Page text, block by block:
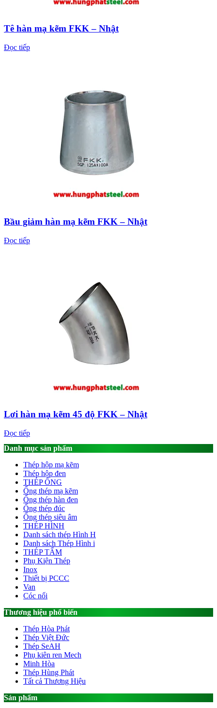
Tê hàn mạ kẽm FKK – Nhật
Đọc tiếp
Bầu giảm hàn mạ kẽm FKK – Nhật
Đọc tiếp
Lơi hàn mạ kẽm 45 độ FKK – Nhật
Đọc tiếp
Danh mục sản phẩm
Thép hộp mạ kẽm
Thép hộp đen
THÉP ỐNG
Ống thép mạ kẽm
Ống thép hàn đen
Ống thép đúc
Ống thép siêu âm
THÉP HÌNH
Danh sách thép Hình H
Danh sách Thép Hình i
THÉP TẤM
Phụ Kiện Thép
Inox
Thiết bị PCCC
Van
Cóc nối
Thương hiệu phổ biến
Thép Hòa Phát
Thép Việt Đức
Thép SeAH
Phụ kiên ren Mech
Minh Hòa
Thép Hùng Phát
Tất cả Thương Hiệu
Sản phẩm